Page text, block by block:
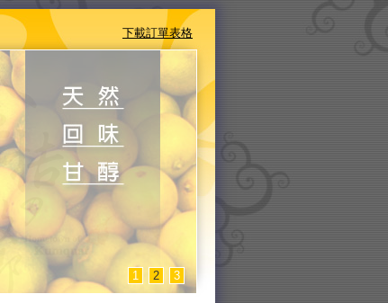
下載訂單表格
1 2 3